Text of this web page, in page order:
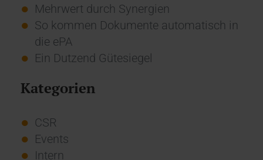
Mehrwert durch Synergien
So kommen Dokumente automatisch in
die ePA
Ein Dutzend Gütesiegel
Kategorien
CSR
Events
Intern